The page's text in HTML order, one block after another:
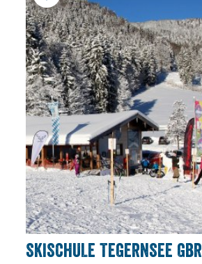
SKISCHULE TEGERNSEE GBR